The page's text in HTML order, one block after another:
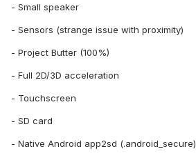
- Small speaker
- Sensors (strange issue with proximity)
- Project Butter (100%)
- Full 2D/3D acceleration
- Touchscreen
- SD card
- Native Android app2sd (.android_secure)